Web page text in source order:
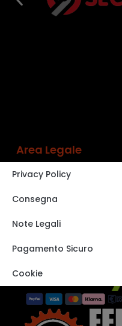
Area Legale
Privacy Policy
Consegna
Note Legali
Pagamento Sicuro
Cookie
VISITA IL NOSTRO